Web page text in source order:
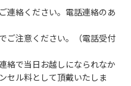
画の予約をお願いします。
を行ってください。午後3
なりましたら管理棟にて手
ぎにお越しの方は、翌朝
以外は、駐車場にとめてく
連絡ください。電話連絡のあ
ご注意ください。（電話受付
絡で当日お越しになられなか
セル料として頂戴いたしま